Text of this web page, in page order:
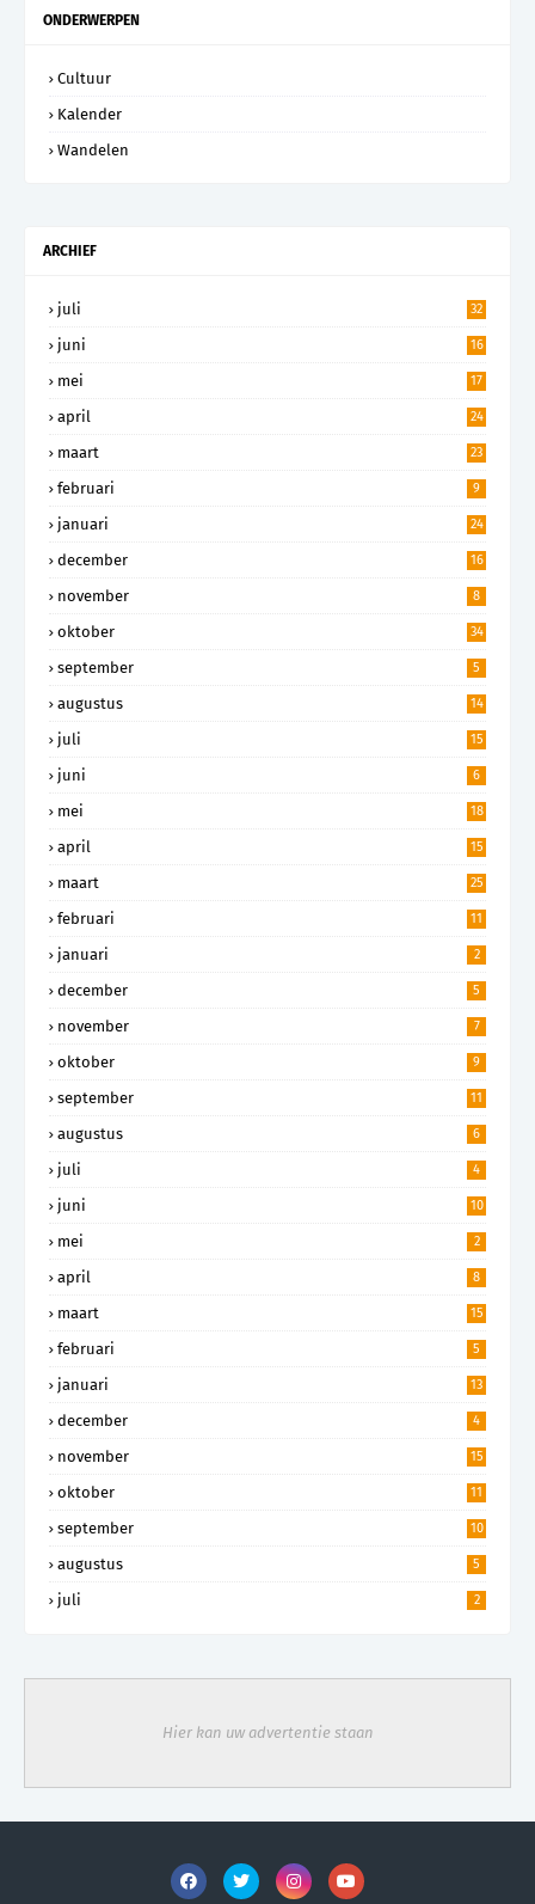
ONDERWERPEN
Cultuur
Kalender
Wandelen
ARCHIEF
juli 32
juni 16
mei 17
april 24
maart 23
februari 9
januari 24
december 16
november 8
oktober 34
september 5
augustus 14
juli 15
juni 6
mei 18
april 15
maart 25
februari 11
januari 2
december 5
november 7
oktober 9
september 11
augustus 6
juli 4
juni 10
mei 2
april 8
maart 15
februari 5
januari 13
december 4
november 15
oktober 11
september 10
augustus 5
juli 2
Hier kan uw advertentie staan